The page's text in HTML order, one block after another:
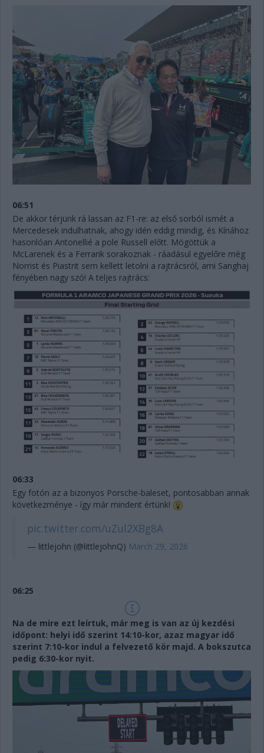
06:51
De akkor térjünk rá lassan az F1-re: az első sorból ismét a
Mercedesek indulhatnak, ahogy idén eddig mindig, és Kínához
hasonlóan Antonellié a pole Russell előtt. Mögöttük a
McLarenek és a Ferrarik sorakoznak - ráadásul egyelőre még
Norrist és Piastrit sem kellett letolni a rajtrácsról, ami Sanghaj
fényében nagy szó! A teljes rajtrács:
06:33
Egy fotón az a bizonyos Porsche-baleset, pontosabban annak
következménye - így már mindent értünk!
pic.twitter.com/uZul2XBg8A
— littlejohn (@littlejohnQ) March 29, 2026
06:25
Na de mire ezt leírtuk, már meg is van az új kezdési
időpont: helyi idő szerint 14:10-kor, azaz magyar idő
szerint 7:10-kor indul a felvezető kör majd. A bokszutca
pedig 6:30-kor nyit.